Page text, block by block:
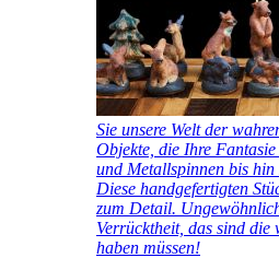
Sie unsere Welt der
Objekte, die Ihre
und Metallspinnen bis hin
Diese handgefertigten
zum Detail.
Verrücktheit, das sind die
haben müssen!